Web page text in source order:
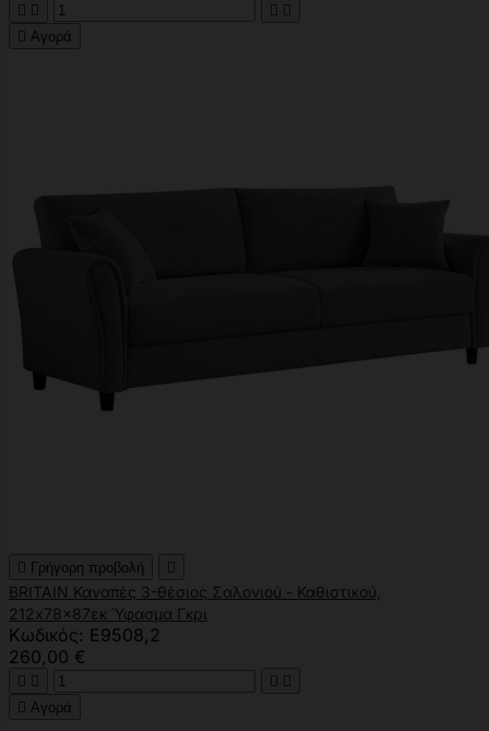
   
 Αγορά
 Γρήγορη προβολή 
BRITAIN Καναπές 3-θέσιος Σαλονιού - Καθιστικού,
212x78x87εκ Ύφασμα Γκρι
Κωδικός: Ε9508,2
260,00 €
   
 Αγορά